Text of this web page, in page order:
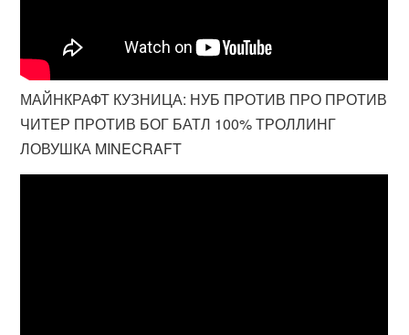
МАЙНКРАФТ КУЗНИЦА: НУБ ПРОТИВ ПРО ПРОТИВ
ЧИТЕР ПРОТИВ БОГ БАТЛ 100% ТРОЛЛИНГ
ЛОВУШКА MINECRAFT